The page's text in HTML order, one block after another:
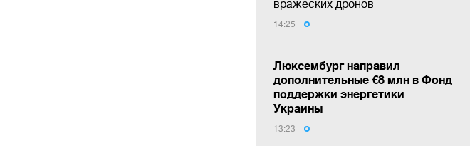
вражеских дронов
14:25
Люксембург направил
дополнительные €8 млн в Фонд
поддержки энергетики
Украины
13:23